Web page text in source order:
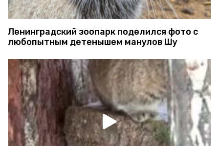
Ленинградский зоопарк поделился фото с
любопытным детенышем манулов Шу